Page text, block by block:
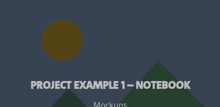
Project Example 1 – Notebook